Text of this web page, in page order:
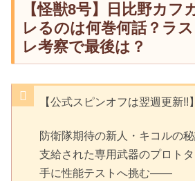
【怪獣8号】日比野カフ
レるのは何巻何話？ラ
レ考察で最後は？
【公式スピンオフは翌週更新!!】
防衛隊期待の新人・キコルの
支給された専用武器のプロト
手に性能テストへ挑む――